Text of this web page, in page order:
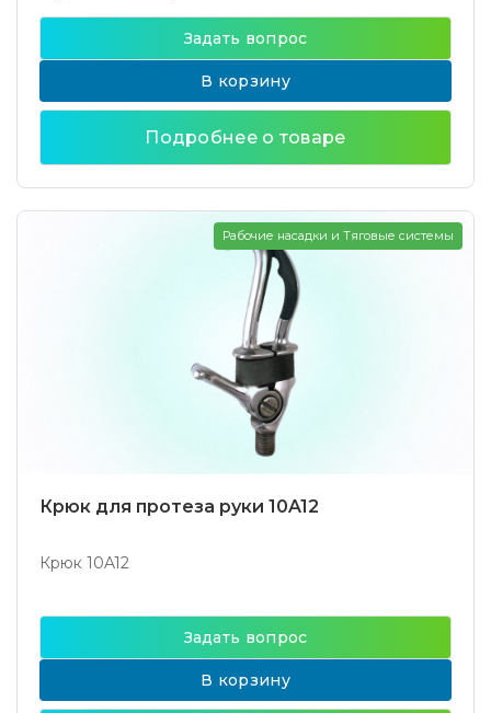
Задать вопрос
В корзину
Подробнее о товаре
Крюк для протеза руки 10A12
Крюк 10A12
Рабочие насадки и Тяговые системы
Задать вопрос
В корзину